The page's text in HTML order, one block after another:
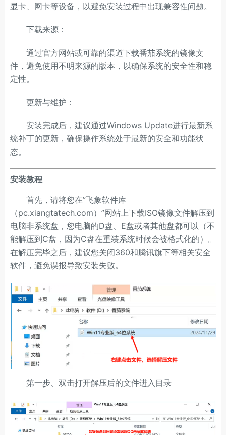
显卡、网卡等设备，以避免安装过程中出现兼容性问题。
下载来源：
通过官方网站或可靠的渠道下载番茄系统的镜像文
件，避免使用不明来源的版本，以确保系统的安全性和稳
定性。
更新与维护：
安装完成后，建议通过Windows Update进行最新系
统补丁的更新，确保操作系统处于最新的安全和功能状
态。
安装教程
首先，请将您在”飞象软件库
（pc.xiangtatech.com）”网站上下载ISO镜像文件解压到
电脑非系统盘，您电脑的D盘、E盘或者其他盘都可以（不
能解压到C盘，因为C盘在重装系统时候会被格式化的）。
在解压完毕之后，建议您关闭360和腾讯旗下等相关安全
软件，避免误报导致安装失败。
第一步、双击打开解压后的文件进入目录